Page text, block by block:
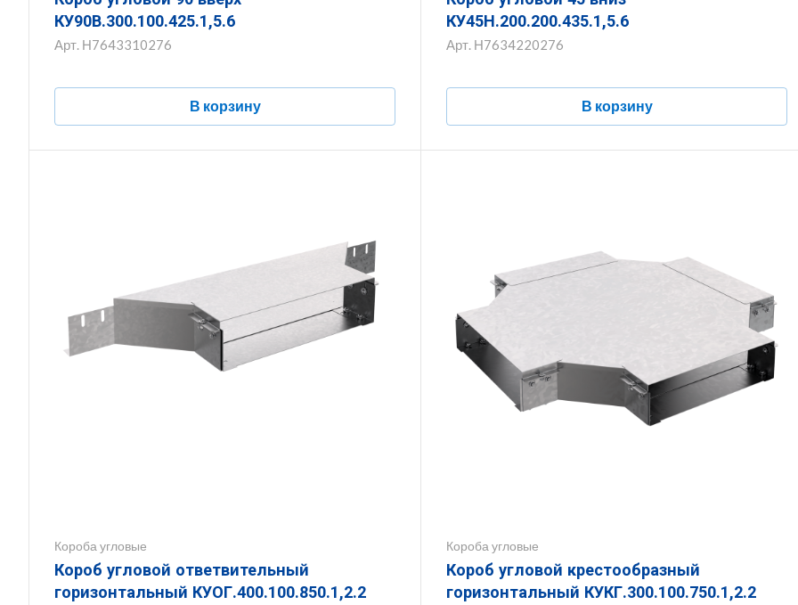
КУ90В.300.100.425.1,5.6
Арт. Н7643310276
В корзину
КУ45Н.200.200.435.1,5.6
Арт. Н7634220276
В корзину
Короба угловые
Короб угловой ответвительный
горизонтальный КУОГ.400.100.850.1,2.2
Короба угловые
Короб угловой крестообразный
горизонтальный КУКГ.300.100.750.1,2.2